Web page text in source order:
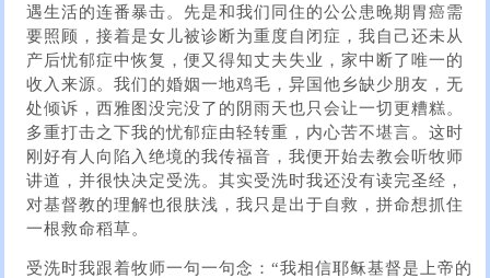
遇生活的连番暴击。先是和我们同住的公公患晚期胃癌需
要照顾，接着是女儿被诊断为重度自闭症，我自己还未从
产后忧郁症中恢复，便又得知丈夫失业，家中断了唯一的
收入来源。我们的婚姻一地鸡毛，异国他乡缺少朋友，无
处倾诉，西雅图没完没了的阴雨天也只会让一切更糟糕。
多重打击之下我的忧郁症由轻转重，内心苦不堪言。这时
刚好有人向陷入绝境的我传福音，我便开始去教会听牧师
讲道，并很快决定受洗。其实受洗时我还没有读完圣经，
对基督教的理解也很肤浅，我只是出于自救，拼命想抓住
一根救命稻草。
受洗时我跟着牧师一句一句念：“我相信耶稣基督是上帝的